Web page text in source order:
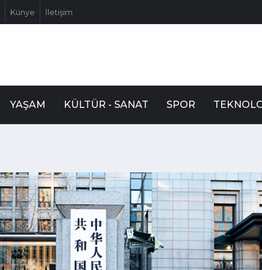
Künye İletişim
YAŞAM KÜLTÜR - SANAT SPOR